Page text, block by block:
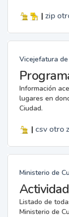
| zip
Vicejefatura
Información
lugares en
Ciudad.
| csv otro
Ministerio de
Listado de
Ministerio de